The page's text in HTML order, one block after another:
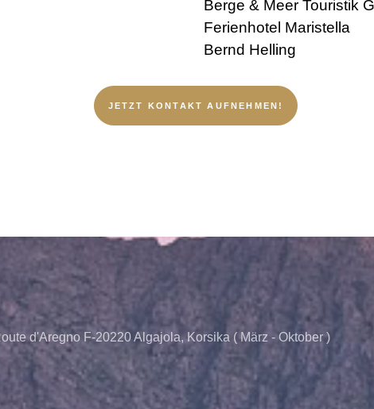
Berge & Meer Touristik
Ferienhotel Maristella
Bernd Helling
JETZT KONTAKT AUFNEHMEN!
d'Aregno F-20220 Algajola, Korsika ( März - Oktober )